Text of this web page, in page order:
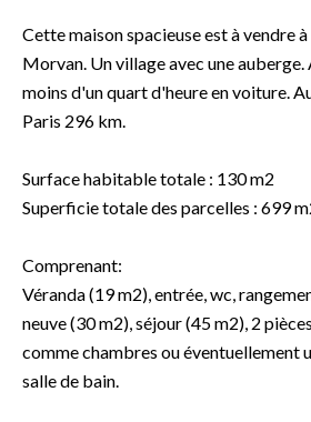
Cette maison spacieuse est à vendre
Morvan. Un village avec une
moins d'un quart d'heure en voiture.
Paris 296 km.
Surface habitable totale : 130 m2
Superficie totale des parcelles : 699
Comprenant:
Véranda (19 m2), entrée, wc,
neuve (30 m2), séjour (45 m2), 2
comme chambres ou éventuellement
salle de bain.